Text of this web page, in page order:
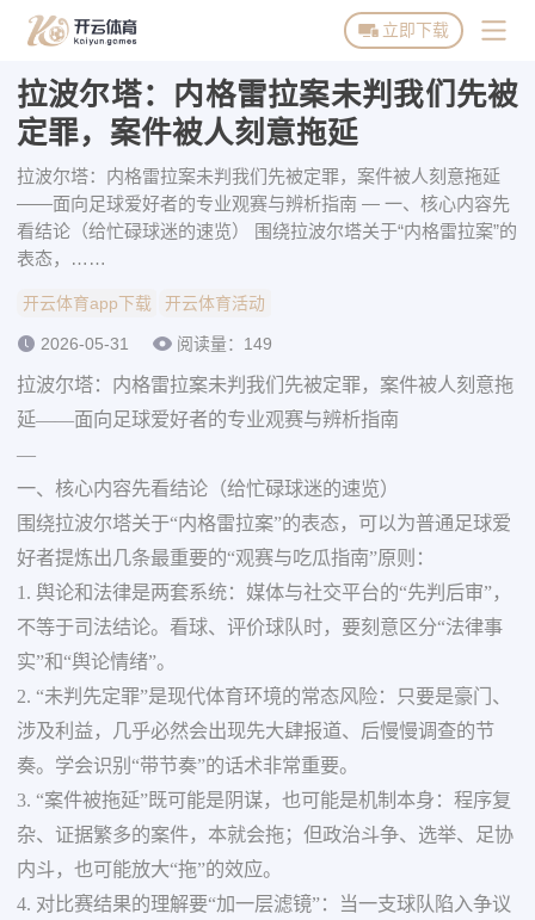
开云体育首页
开云体育活动
立即下载
拉波尔塔：内格雷拉案未判我们先被
定罪，案件被人刻意拖延
拉波尔塔：内格雷拉案未判我们先被定罪，案件被人刻意拖延
——面向足球爱好者的专业观赛与辨析指南 — 一、核心内容先
看结论（给忙碌球迷的速览） 围绕拉波尔塔关于“内格雷拉案”的
表态，……
开云体育app下载 开云体育活动
2026-05-31 阅读量：149
拉波尔塔：内格雷拉案未判我们先被定罪，案件被人刻意拖
延——面向足球爱好者的专业观赛与辨析指南
—
一、核心内容先看结论（给忙碌球迷的速览）
围绕拉波尔塔关于“内格雷拉案”的表态，可以为普通足球爱
好者提炼出几条最重要的“观赛与吃瓜指南”原则：
1. 舆论和法律是两套系统：媒体与社交平台的“先判后审”，
不等于司法结论。看球、评价球队时，要刻意区分“法律事
实”和“舆论情绪”。
2. “未判先定罪”是现代体育环境的常态风险：只要是豪门、
涉及利益，几乎必然会出现先大肆报道、后慢慢调查的节
奏。学会识别“带节奏”的话术非常重要。
3. “案件被拖延”既可能是阴谋，也可能是机制本身：程序复
杂、证据繁多的案件，本就会拖；但政治斗争、选举、足协
内斗，也可能放大“拖”的效应。
4. 对比赛结果的理解要“加一层滤镜”：当一支球队陷入争议